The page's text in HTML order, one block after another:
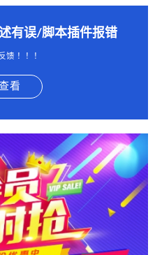
有误/脚本插件报错
馈 ！！！
看